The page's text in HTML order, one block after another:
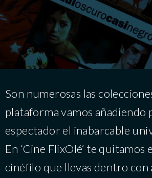
Son numerosas las
plataforma vamos añadiendo
espectador el inabarcable
En ‘Cine FlixOlé’ te quitamos
cinéfilo que llevas dentro